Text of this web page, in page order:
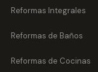
Reformas Integrales
Reformas de Baños
Reformas de Cocinas